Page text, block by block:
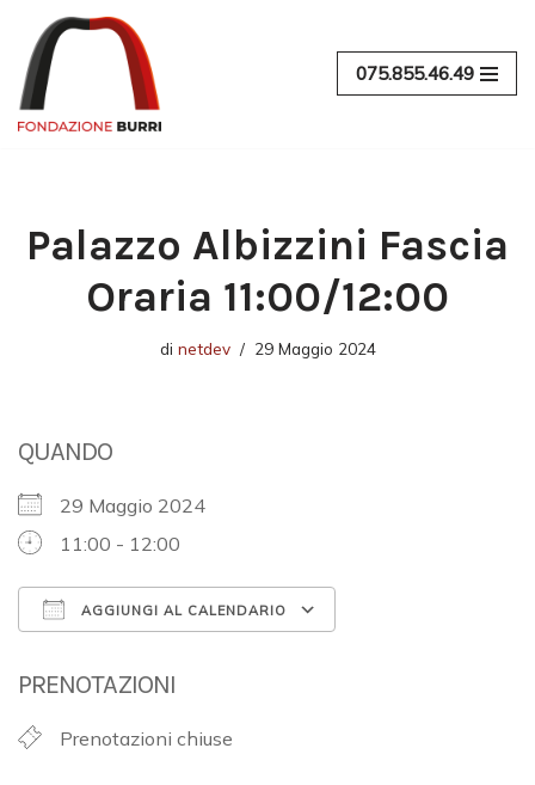
Vai
al
contenuto
075.855.46.49
Palazzo Albizzini Fascia
Oraria 11:00/12:00
di netdev 29 Maggio 2024
QUANDO
29 Maggio 2024
11:00 - 12:00
AGGIUNGI AL CALENDARIO
PRENOTAZIONI
Prenotazioni chiuse